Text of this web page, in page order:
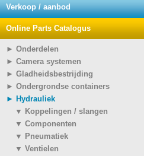
Verkoop / aanbod
Online Parts Catalogus
► Onderdelen
► Camera systemen
► Gladheidsbestrijding
► Ondergrondse containers
► Hydrauliek
▼ Koppelingen / slangen
▼ Componenten
▼ Pneumatiek
▼ Ventielen